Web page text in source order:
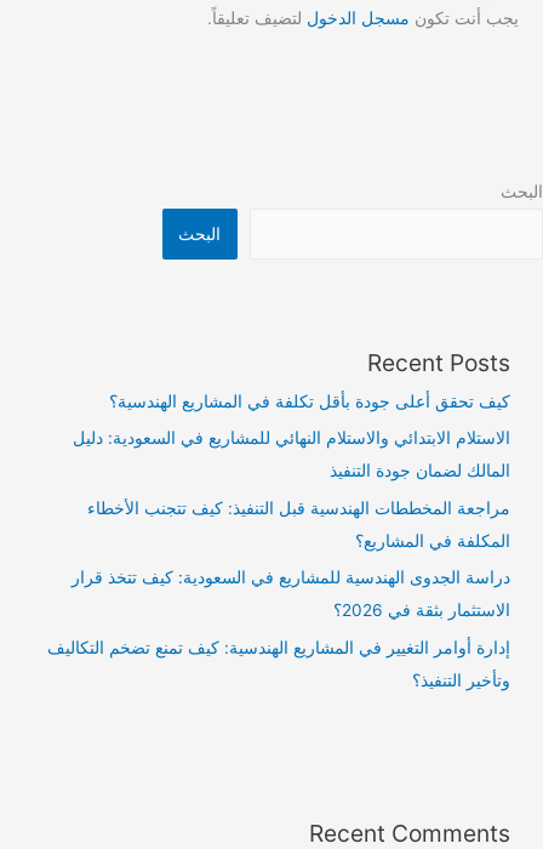
يجب أنت تكون مسجل الدخول لتضيف تعليقاً.
البحث
البحث
Recent Posts
كيف تحقق أعلى جودة بأقل تكلفة في المشاريع الهندسية؟
الاستلام الابتدائي والاستلام النهائي للمشاريع في السعودية: دليل
المالك لضمان جودة التنفيذ
مراجعة المخططات الهندسية قبل التنفيذ: كيف تتجنب الأخطاء
المكلفة في المشاريع؟
دراسة الجدوى الهندسية للمشاريع في السعودية: كيف تتخذ قرار
الاستثمار بثقة في 2026؟
إدارة أوامر التغيير في المشاريع الهندسية: كيف تمنع تضخم التكاليف
وتأخير التنفيذ؟
Recent Comments